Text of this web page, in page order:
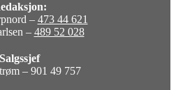
– 473 44 621
– 489 52 028
Salgssjef
– 901 49 757